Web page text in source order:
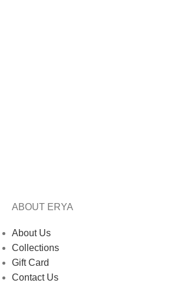
ABOUT ERYA
About Us
Collections
Gift Card
Contact Us